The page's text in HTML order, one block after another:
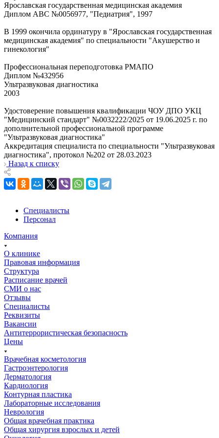
Ярославская государственная медицинская академия
Диплом АВС №0056977, "Педиатрия", 1997
В 1999 окончила ординатуру в "Ярославская государственная
медицинская академия" по специальности "Акушерство и
гинекология"
Профессиональная переподготовка РМАПО
Диплом №432956
Ультразвуковая диагностика
2003
Удостоверение повышения квалификации ЧОУ ДПО УКЦ
"Медицинский стандарт" №0032222/2025 от 19.06.2025 г. по
дополнительной профессиональной программе
"Ультразвуковая диагностика"
Аккредитация специалиста по специальности "Ультразвуковая
диагностика", протокол №202 от 28.03.2023
Назад к списку
Специалисты
Персонал
Компания
О клинике
Правовая информация
Структура
Расписание врачей
СМИ о нас
Отзывы
Специалисты
Реквизиты
Вакансии
Антитеррористическая безопасность
Цены
Врачебная косметология
Гастроэнтерология
Дерматология
Кардиология
Контурная пластика
Лабораторные исследования
Неврология
Общая врачебная практика
Общая хирургия взрослых и детей